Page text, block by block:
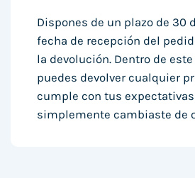
Dispones de un plazo de 30
fecha de recepción del
la devolución. Dentro de
puedes devolver cualquier
cumple con tus
simplemente cambiaste de